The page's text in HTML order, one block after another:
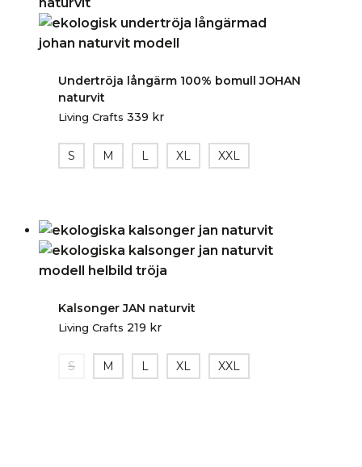
Undertröja långärm 100% bomull JOHAN
naturvit
Living Crafts 339 kr
S M L XL XXL
Kalsonger JAN naturvit
Living Crafts 219 kr
S M L XL XXL